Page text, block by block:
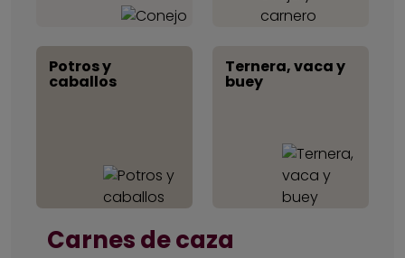
Potros y
caballos
Ternera, vaca y
buey
Carnes de caza